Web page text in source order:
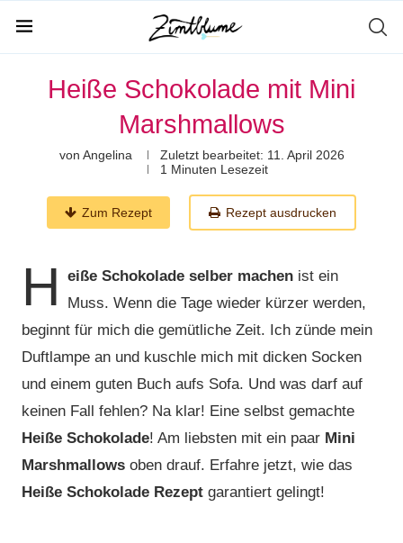
Heiße Schokolade mit Mini
Marshmallows
von Angelina Zuletzt bearbeitet: 11. April 2026
1 Minuten Lesezeit
Zum Rezept Rezept ausdrucken
H eiße Schokolade selber machen ist ein
Muss. Wenn die Tage wieder kürzer werden,
beginnt für mich die gemütliche Zeit. Ich zünde mein
Duftlampe an und kuschle mich mit dicken Socken
und einem guten Buch aufs Sofa. Und was darf auf
keinen Fall fehlen? Na klar! Eine selbst gemachte
Heiße Schokolade! Am liebsten mit ein paar Mini
Marshmallows oben drauf. Erfahre jetzt, wie das
Heiße Schokolade Rezept garantiert gelingt!